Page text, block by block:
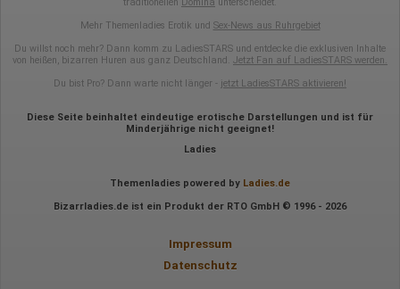
Mehr Themenladies Erotik und Sex-News aus Ruhrgebiet
Du willst noch mehr? Dann komm zu LadiesSTARS und entdecke die exklusiven Inhalte
von heißen, bizarren Huren aus ganz Deutschland. Jetzt Fan auf LadiesSTARS werden.
Du bist Pro? Dann warte nicht länger - jetzt LadiesSTARS aktivieren!
Diese Seite beinhaltet eindeutige erotische Darstellungen und ist für
Minderjährige nicht geeignet!
Ladies
Themenladies powered by Ladies.de
Bizarrladies.de ist ein Produkt der RTO GmbH © 1996 - 2026
Impressum
Datenschutz